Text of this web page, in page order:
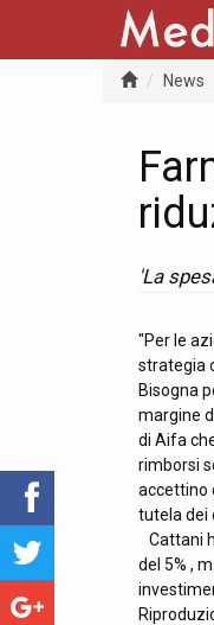
News
'La
"Per le
strategia
Bisogna
margine
di Aifa
rimborsi
accettino
tutela dei
Cattani
del 5% ,